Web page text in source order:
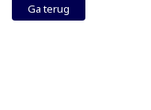
Ga terug